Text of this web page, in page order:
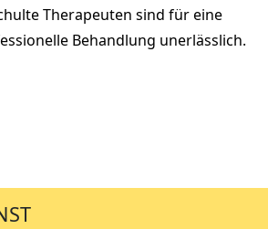
Therapeuten sind für eine
Behandlung unerlässlich.